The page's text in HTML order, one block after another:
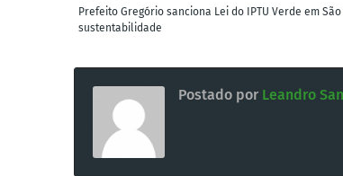
Prefeito Gregório sanciona Lei do IPTU Verde em
sustentabilidade
Postado por Leandro